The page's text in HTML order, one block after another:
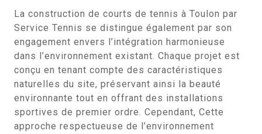
La construction de courts de tennis à Toulon par
Service Tennis se distingue également par son
engagement envers l’intégration harmonieuse
dans l’environnement existant. Chaque projet est
conçu en tenant compte des caractéristiques
naturelles du site, préservant ainsi la beauté
environnante tout en offrant des installations
sportives de premier ordre. Cependant, Cette
approche respectueuse de l’environnement